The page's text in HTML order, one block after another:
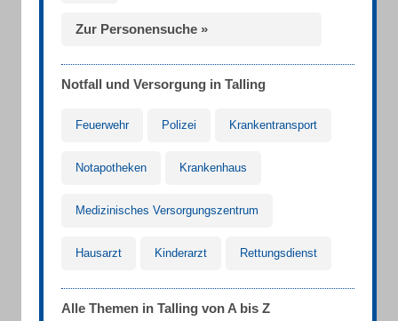
Zur Personensuche »
Notfall und Versorgung in Talling
Feuerwehr Polizei Krankentransport
Notapotheken Krankenhaus
Medizinisches Versorgungszentrum
Hausarzt Kinderarzt Rettungsdienst
Alle Themen in Talling von A bis Z